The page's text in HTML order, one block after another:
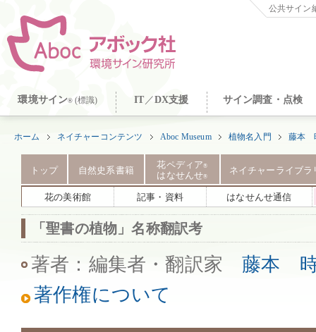
公共サイン
環境サイン® (標識) IT ／DX支援 サイン調査・点検
ホーム ネイチャーコンテンツ Aboc Museum 植物名入門 藤本
トップ 自然史系書籍
花ペディア®
はなせんせ®
ネイチャーライブラ
花の美術館 記事・資料 はなせんせ通信
「聖書の植物」名称翻訳考
著者：編集者・翻訳家藤本
著作権について